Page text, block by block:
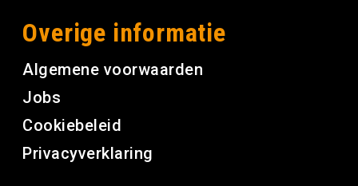
Overige informatie
Algemene voorwaarden
Jobs
Cookiebeleid
Privacyverklaring